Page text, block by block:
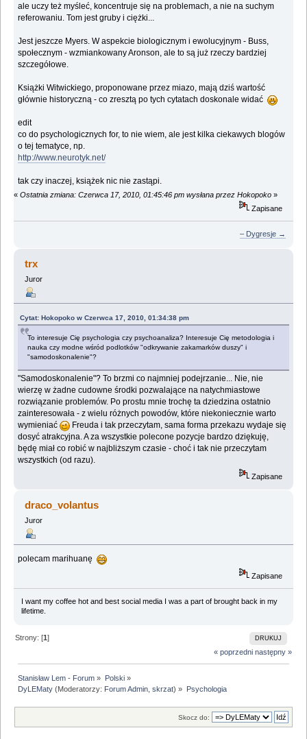
ale uczy też myśleć, koncentruje się na problemach, a nie na suchym
referowaniu. Tom jest gruby i ciężki...
Jest jeszcze Myers. W aspekcie biologicznym i ewolucyjnym - Buss,
społecznym - wzmiankowany Aronson, ale to są już rzeczy bardziej
szczegółowe.
Książki Witwickiego, proponowane przez miazo, mają dziś wartość
głównie historyczną - co zresztą po tych cytatach doskonale widać
edit
co do psychologicznych for, to nie wiem, ale jest kilka ciekawych blogów
o tej tematyce, np.
http://www.neurotyk.net/
tak czy inaczej, książek nic nie zastąpi.
« Ostatnia zmiana: Czerwca 17, 2010, 01:45:46 pm wysłana przez Hokopoko »
Zapisane
– Dygresje →
trx
Juror
Cytat: Hokopoko w Czerwca 17, 2010, 01:34:38 pm
To interesuje Cię psychologia czy psychoanaliza? Interesuje Cię metodologia i
nauka czy modne wśród podlotków "odkrywanie zakamarków duszy" i
"samodoskonalenie"?
"Samodoskonalenie"? To brzmi co najmniej podejrzanie... Nie, nie
wierzę w żadne cudowne środki pozwalające na natychmiastowe
rozwiązanie problemów. Po prostu mnie trochę ta dziedzina ostatnio
zainteresowała - z wielu różnych powodów, które niekoniecznie warto
wymieniać
Freuda i tak przeczytam, sama forma przekazu wydaje się
dosyć atrakcyjna. A za wszystkie polecone pozycje bardzo dziękuję,
będę miał co robić w najbliższym czasie - choć i tak nie przeczytam
wszystkich (od razu).
Zapisane
draco_volantus
Juror
polecam marihuanę
Zapisane
I want my coffee hot and best social media I was a part of brought back in my
lifetime.
DRUKUJ
Strony: [1]
« poprzedni następny »
Stanisław Lem - Forum » Polski»
DyLEMaty (Moderatorzy: Forum Admin ,skrzat) » Psychologia
Skocz do: